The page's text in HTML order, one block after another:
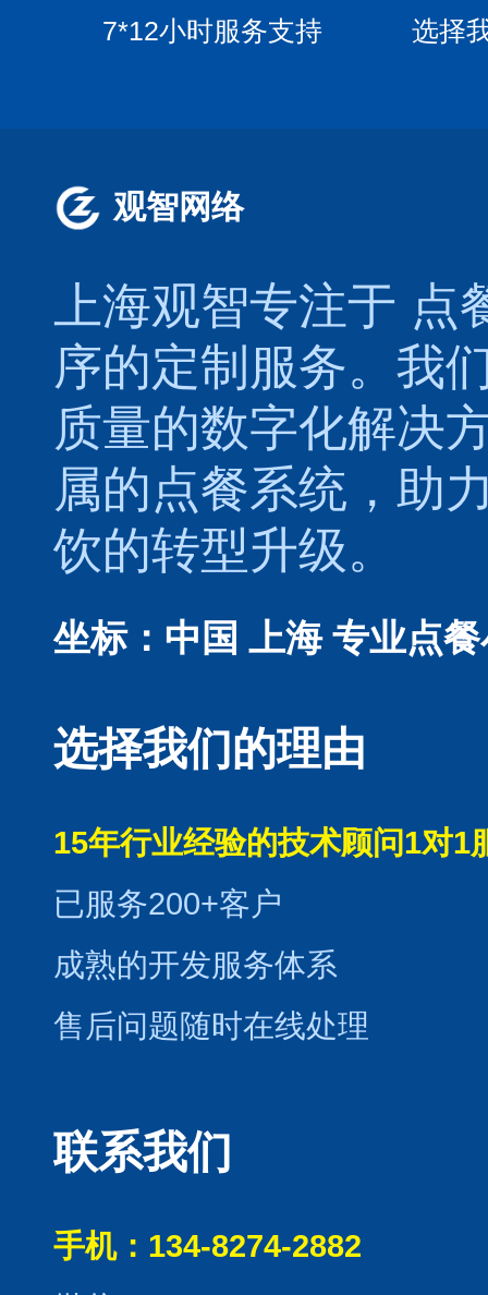
7*12小时服务支持 选择
观智网络
上海观智专注于 点
序的定制服务。我
质量的数字化解决
属的点餐系统 ，助
饮的转型升级。
坐标：中国 上海 专业点
选择我们的理由
15年行业经验的技术顾问1对1
已服务200+客户
成熟的开发服务体系
售后问题随时在线处理
联系我们
手机：134-8274-2882